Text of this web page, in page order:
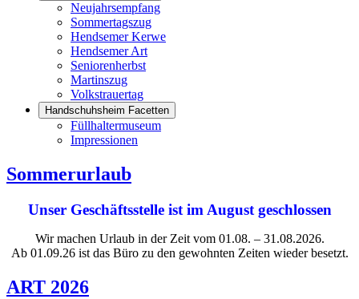
Neujahrsempfang
Sommertagszug
Hendsemer Kerwe
Hendsemer Art
Seniorenherbst
Martinszug
Volkstrauertag
Handschuhsheim Facetten
Füllhaltermuseum
Impressionen
Sommerurlaub
Unser Geschäftsstelle ist im August geschlossen
Wir machen Urlaub in der Zeit vom 01.08. – 31.08.2026.
Ab 01.09.26 ist das Büro zu den gewohnten Zeiten wieder besetzt.
ART 2026